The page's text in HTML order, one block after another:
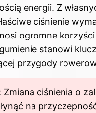
energii. Z
ciśnienie
ogromne
stanowi
przygody
Zmiana ciśnienia o
na